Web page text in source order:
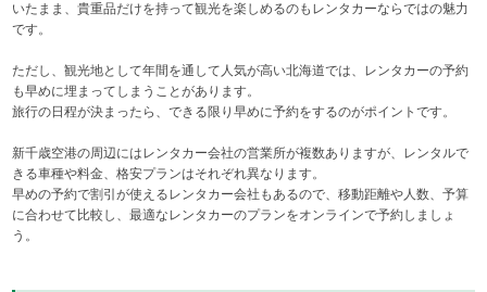
いたまま、貴重品だけを持って観光を楽しめるのもレンタカーならではの魅力
です。
ただし、観光地として年間を通して人気が高い北海道では、レンタカーの予約
も早めに埋まってしまうことがあります。
旅行の日程が決まったら、できる限り早めに予約をするのがポイントです。
新千歳空港の周辺にはレンタカー会社の営業所が複数ありますが、レンタルで
きる車種や料金、格安プランはそれぞれ異なります。
早めの予約で割引が使えるレンタカー会社もあるので、移動距離や人数、予算
に合わせて比較し、最適なレンタカーのプランをオンラインで予約しましょ
う。